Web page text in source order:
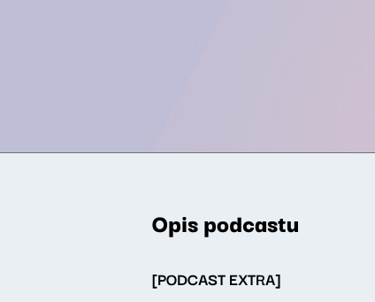
Opis podcastu
[PODCAST EXTRA]